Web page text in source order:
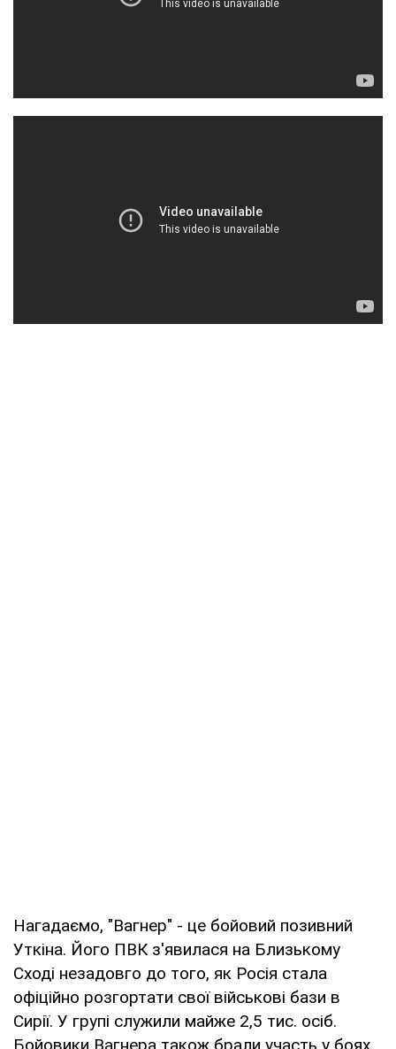
Нагадаємо, "Вагнер" - це бойовий позивний
Уткіна. Його ПВК з'явилася на Близькому
Сході незадовго до того, як Росія стала
офіційно розгортати свої військові бази в
Сирії. У групі служили майже 2,5 тис. осіб.